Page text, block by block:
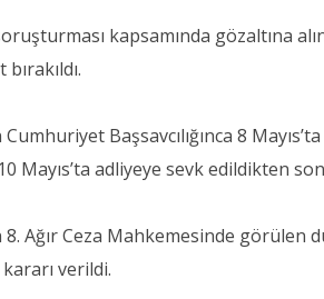
kapsamında gözaltına
Başsavcılığınca 8
Mayıs’ta adliyeye sevk edildikten
Ağır Ceza Mahkemesinde görülen
verildi.